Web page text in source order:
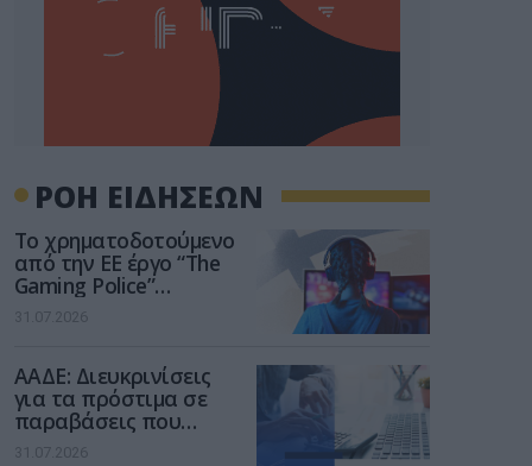
ΡΟΗ ΕΙΔΗΣΕΩΝ
Το χρηματοδοτούμενο
από την ΕΕ έργο “The
Gaming Police”
ενισχύει την ασφάλεια
των παιδιών στο
31.07.2026
ΑΑΔΕ: Διευκρινίσεις
για τα πρόστιμα σε
παραβάσεις που
αφορούν τους ΦΗΜ
31.07.2026